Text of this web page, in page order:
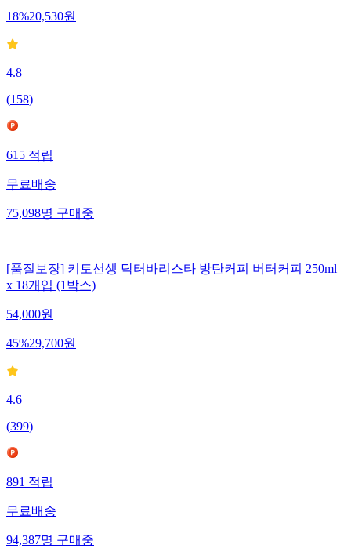
18%20,530원
4.8
(158)
615 적립
무료배송
75,098명 구매중
[품질보장] 키토선생 닥터바리스타 방탄커피 버터커피 250ml
x 18개입 (1박스)
54,000원
45%29,700원
4.6
(399)
891 적립
무료배송
94,387명 구매중